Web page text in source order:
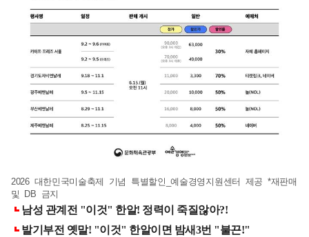
2026 대한민국미술축제 기념 특별할인_예술경영지원센터 제공 *재판매
및 DB 금지